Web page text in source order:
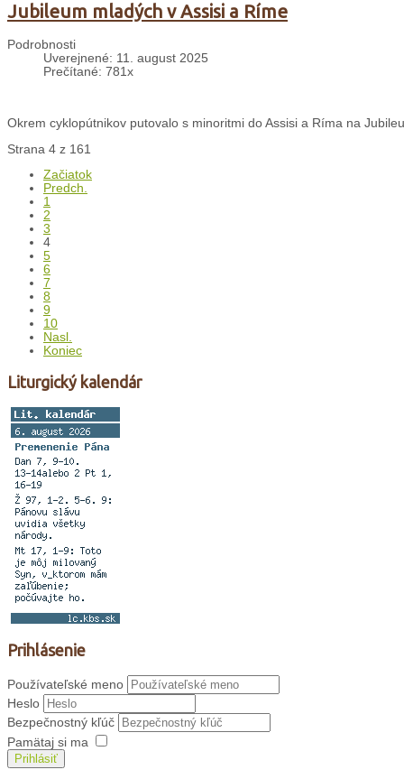
Jubileum mladých v Assisi a Ríme
Podrobnosti
Uverejnené: 11. august 2025
Prečítané: 781x
Okrem cyklopútnikov putovalo s minoritmi do Assisi a Ríma na
Strana 4 z 161
Začiatok
Predch.
1
2
3
4
5
6
7
8
9
10
Nasl.
Koniec
Liturgický kalendár
Prihlásenie
Používateľské meno
Heslo
Bezpečnostný kľúč
Pamätaj si ma
Prihlásiť